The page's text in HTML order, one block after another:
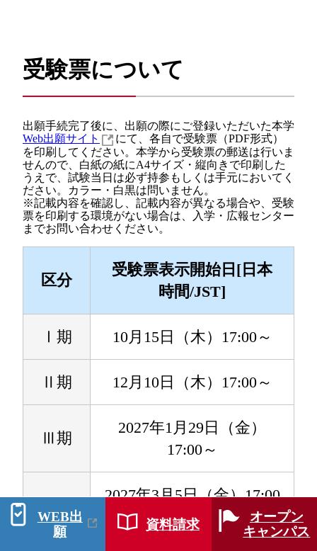
受験票について
出願手続完了後に、出願の際にご登録いただいた本学
Web出願サイト
にて、各自で受験票（PDF形式）
を印刷してください。本学から受験票の郵送は行いま
せんので、白紙の紙にA4サイズ・縦向きで印刷した
うえで、試験当日は必ず持参もしくは手元においてく
ださい。カラー・白黒は問いません。
※記載内容を確認し、記載内容が異なる場合や、受験
票を印刷する環境がない場合は、入学・広報センター
までお問い合わせください。
区分
受験票表示開始日[日本
時間/JST]
Ⅰ期 10月15日（木）17:00～
Ⅱ期 12月10日（木）17:00～
Ⅲ期
2027年1月29日（金）
17:00～
2027年3月5日（金）17:00
～
WEB出
願
資料請求
オープン
キャンパス